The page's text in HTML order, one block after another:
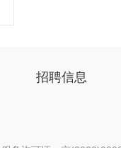
招聘信息